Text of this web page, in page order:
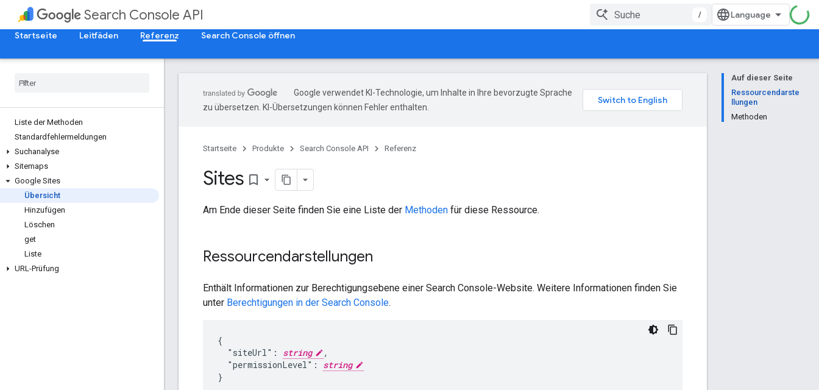
Search Console API
/
Startseite
Leitfäden Referenz Search Console öffnen
Liste der Methoden
Standardfehlermeldungen
Suchanalyse
Sitemaps
Google Sites
Übersicht
Hinzufügen
Löschen
get
Liste
URL-Prüfung
Auf dieser Seite
Ressourcendarste
llungen
Methoden
Google verwendet KI-Technologie, um Inhalte in Ihre bevorzugte Sprache
zu übersetzen. KI-Übersetzungen können Fehler enthalten.
Startseite Produkte Search Console API Referenz
Sites bookmark_border
Am Ende dieser Seite finden Sie eine Liste der Methoden für diese Ressource.
Ressourcendarstellungen
Enthält Informationen zur Berechtigungsebene einer Search Console-Website. Weitere Informationen finden Sie
unter Berechtigungen in der Search Console.
{
  "siteUrl":
string
,
  "permissionLevel":
string
}